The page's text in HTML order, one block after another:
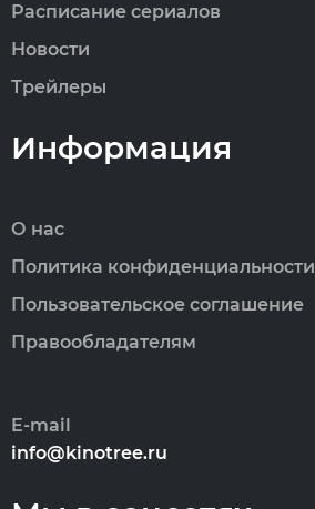
Расписание сериалов
Новости
Трейлеры
Информация
О нас
Политика конфиденциальности
Пользовательское соглашение
Правообладателям
E-mail
info@kinotree.ru